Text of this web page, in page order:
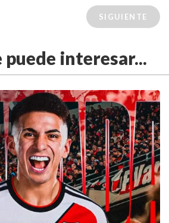
SIGUIENTE
puede interesar...